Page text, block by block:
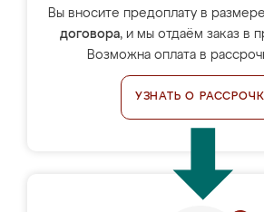
Вы вносите предоплату в размере
договора, и мы отдаём заказ в
Возможна оплата в
УЗНАТЬ О